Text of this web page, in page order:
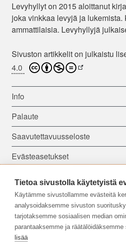
Levyhyllyt on 2015 aloittanut
joka vinkkaa levyjä ja
ammattilaisia. Levyhyllyjä
Sivuston artikkelit on julkaistu
4.0
Info
Palaute
Saavutettavuusseloste
Evästeasetukset
Seuraa meitä:
Tietoa sivustolla käytetyistä
Käytämme sivustollamme evästeitä
analysoidaksemme sivuston
tarjotaksemme sosiaalisen median
parantaaksemme ja
lisää